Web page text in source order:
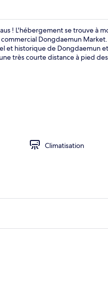
! L'hébergement se trouve à
Dongdaemun
et historique de Dongdaemun
très courte distance à pied
Climatisation